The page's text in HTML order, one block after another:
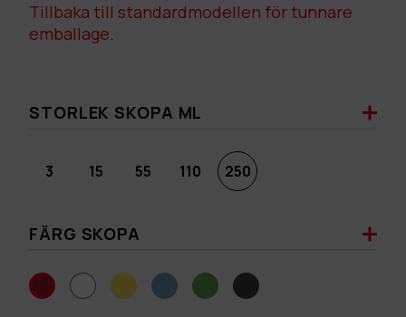
Tillbaka till standardmodellen för tunnare
emballage.
STORLEK SKOPA ML
3 15 55 110 250
FÄRG SKOPA